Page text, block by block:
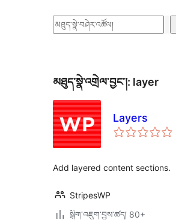
བཤེར་
མཐུད་སྣེ་འགྲེལ་བྱང་།: layer
Layers
Add layered content sections.
StripesWP
སྒྲིག་འཇུག་བྱས་ཚད། 80+